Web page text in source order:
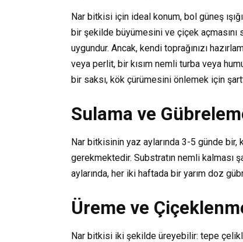
Nar bitkisi için ideal konum, bol güneş
bir şekilde büyümesini ve çiçek açmasını
uygundur. Ancak, kendi toprağınızı
veya perlit, bir kısım nemli turba veya
bir saksı, kök çürümesini önlemek için
Sulama ve
Nar bitkisinin yaz aylarında 3-5 günde bir,
gerekmektedir. Substratın nemli kalması
aylarında, her iki haftada bir yarım doz
Üreme ve
Nar bitkisi iki şekilde üreyebilir: tepe